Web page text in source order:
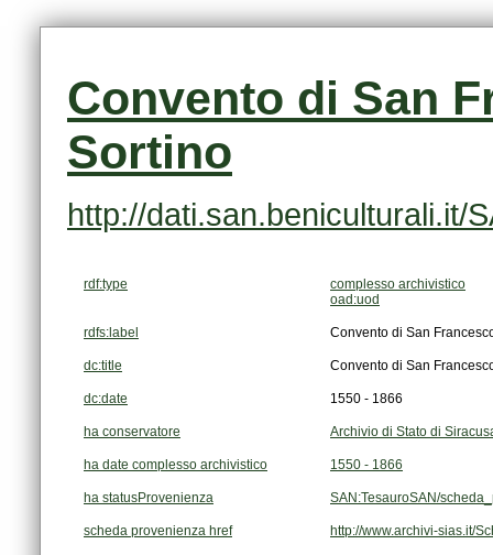
Sortino
http://dati.san.beniculturali.it/
rdf:type
complesso archivistico
oad:uod
rdfs:label Convento di San
dc:title Convento di San
dc:date 1550 - 1866
ha conservatore Archivio di Stato di
ha date complesso archivistico 1550 - 1866
ha statusProvenienza SAN:TesauroSAN/
scheda provenienza href http://www.archivi-sias.it/